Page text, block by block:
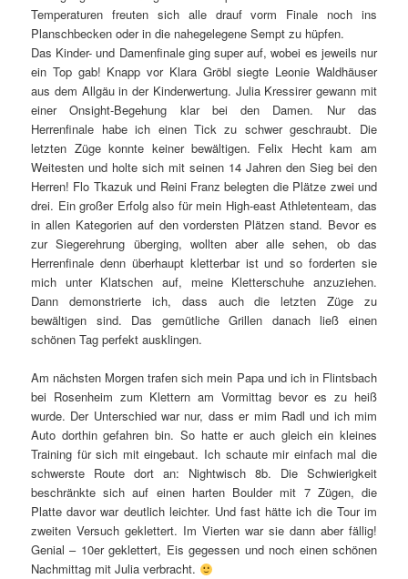
Temperaturen freuten sich alle drauf vorm Finale noch ins
Planschbecken oder in die nahegelegene Sempt zu hüpfen.
Das Kinder- und Damenfinale ging super auf, wobei es jeweils nur
ein Top gab! Knapp vor Klara Gröbl siegte Leonie Waldhäuser
aus dem Allgäu in der Kinderwertung. Julia Kressirer gewann mit
einer Onsight-Begehung klar bei den Damen. Nur das
Herrenfinale habe ich einen Tick zu schwer geschraubt. Die
letzten Züge konnte keiner bewältigen. Felix Hecht kam am
Weitesten und holte sich mit seinen 14 Jahren den Sieg bei den
Herren! Flo Tkazuk und Reini Franz belegten die Plätze zwei und
drei. Ein großer Erfolg also für mein High-east Athletenteam, das
in allen Kategorien auf den vordersten Plätzen stand. Bevor es
zur Siegerehrung überging, wollten aber alle sehen, ob das
Herrenfinale denn überhaupt kletterbar ist und so forderten sie
mich unter Klatschen auf, meine Kletterschuhe anzuziehen.
Dann demonstrierte ich, dass auch die letzten Züge zu
bewältigen sind. Das gemütliche Grillen danach ließ einen
schönen Tag perfekt ausklingen.
Am nächsten Morgen trafen sich mein Papa und ich in Flintsbach
bei Rosenheim zum Klettern am Vormittag bevor es zu heiß
wurde. Der Unterschied war nur, dass er mim Radl und ich mim
Auto dorthin gefahren bin. So hatte er auch gleich ein kleines
Training für sich mit eingebaut. Ich schaute mir einfach mal die
schwerste Route dort an: Nightwisch 8b. Die Schwierigkeit
beschränkte sich auf einen harten Boulder mit 7 Zügen, die
Platte davor war deutlich leichter. Und fast hätte ich die Tour im
zweiten Versuch geklettert. Im Vierten war sie dann aber fällig!
Genial – 10er geklettert, Eis gegessen und noch einen schönen
Nachmittag mit Julia verbracht.